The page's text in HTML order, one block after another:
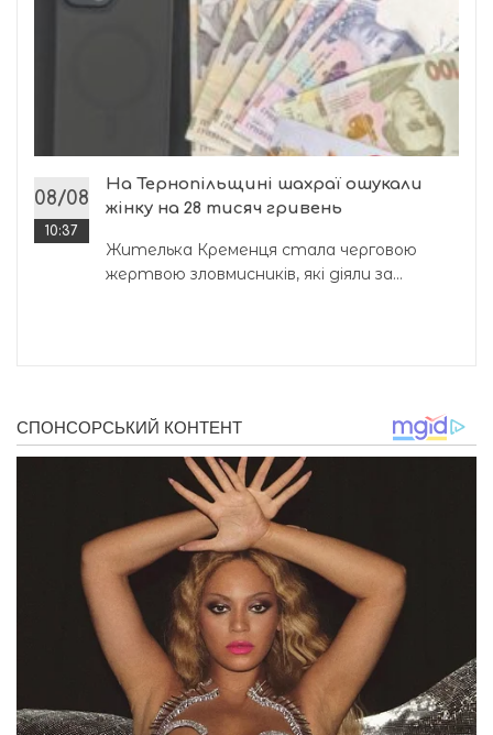
08/08
10:37
На Тернопільщині шахраї ошукали
жінку на 28 тисяч гривень
Жителька Кременця стала черговою
жертвою зловмисників, які діяли за...